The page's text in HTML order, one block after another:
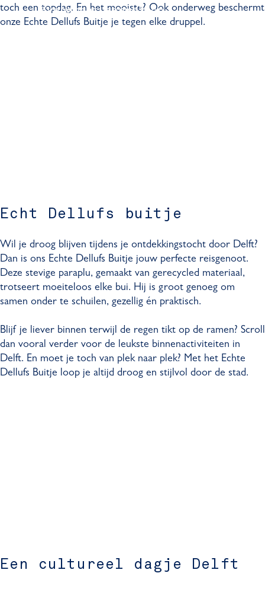
Evenement aanmelden
toch een topdag. En het mooiste? Ook onderweg beschermt
onze Echte Dellufs Buitje je tegen elke druppel.
Echt Dellufs buitje
Wil je droog blijven tijdens je ontdekkingstocht door Delft?
Dan is ons Echte Dellufs Buitje jouw perfecte reisgenoot.
Deze stevige paraplu, gemaakt van gerecycled materiaal,
trotseert moeiteloos elke bui. Hij is groot genoeg om
samen onder te schuilen, gezellig én praktisch.
Blijf je liever binnen terwijl de regen tikt op de ramen? Scroll
dan vooral verder voor de leukste binnenactiviteiten in
Delft. En moet je toch van plek naar plek? Met het Echte
Dellufs Buitje loop je altijd droog en stijlvol door de stad.
Een cultureel dagje Delft